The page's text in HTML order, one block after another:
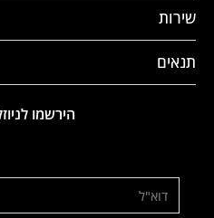
שירות
תנאים
הירשמו